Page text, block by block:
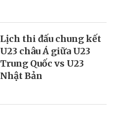
Lịch thi đấu chung kết
U23 châu Á giữa U23
Trung Quốc vs U23
Nhật Bản